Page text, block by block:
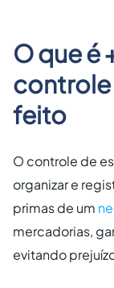
O que é
feito
O controle de
organizar e
primas de um
mercadorias,
evitando